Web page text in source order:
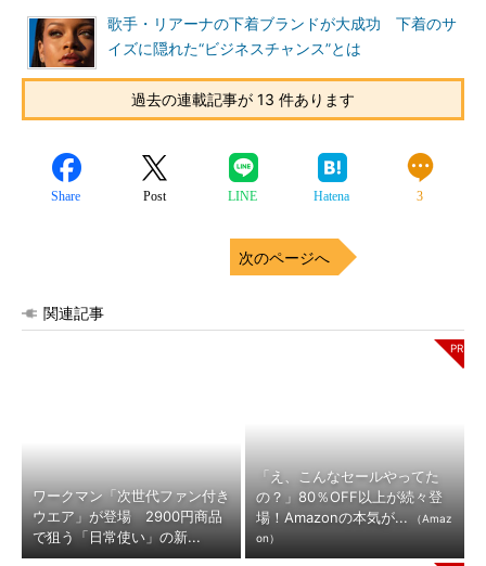
歌手・リアーナの下着ブランドが大成功 下着のサ
イズに隠れた“ビジネスチャンス”とは
過去の連載記事が 13 件あります
Share Post LINE Hatena 3
次のページへ
関連記事
ワークマン「次世代ファン付き
ウエア」が登場 2900円商品
で狙う「日常使い」の新...
「え、こんなセールやってた
の？」80％OFF以上が続々登
場！Amazonの本気が...
（Amaz
on）